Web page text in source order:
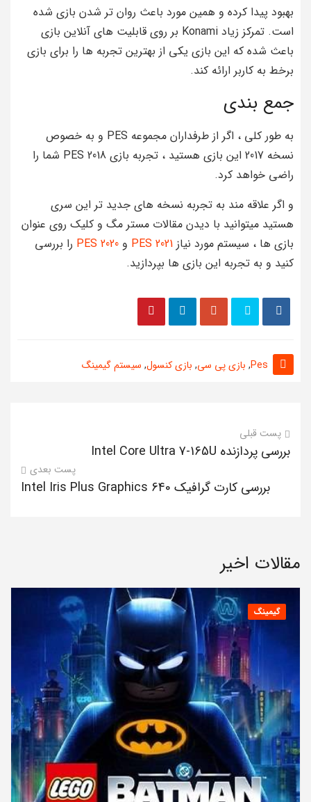
بهبود پیدا کرده و همین مورد باعث روان تر شدن بازی شده
است. تمرکز زیاد Konami بر روی قابلیت های آنلاین بازی
باعث شده که این بازی یکی از بهترین تجربه ها را برای بازی
برخط به کاربر ارائه کند.
جمع بندی
به طور کلی ، اگر از طرفداران مجموعه PES و به خصوص
نسخه 2017 این بازی هستید ، تجربه بازی PES 2018 شما را
راضی خواهد کرد.
و اگر علاقه مند به تجربه نسخه های جدید تر این سری
هستید میتوانید با دیدن مقالات مستر مگ و کلیک روی عنوان
بازی ها ، سیستم مورد نیاز PES 2021 و PES 2020 را بررسی
کنید و به تجربه این بازی ها بپردازید.
Pes
, بازی پی سی, بازی کنسول, سیستم گیمینگ
پست قبلی
بررسی پردازنده Intel Core Ultra 7-165U
پست بعدی
بررسی کارت گرافیک Intel Iris Plus Graphics 640
مقالات اخیر
گیمینگ